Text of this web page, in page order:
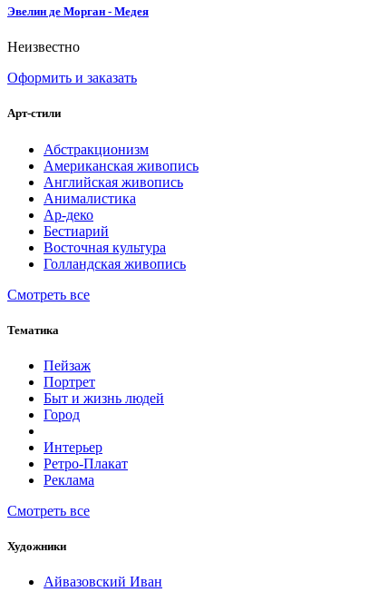
Эвелин де Морган - Медея
Неизвестно
Оформить и заказать
Арт-стили
Абстракционизм
Американская живопись
Английская живопись
Анималистика
Ар-деко
Бестиарий
Восточная культура
Голландская живопись
Смотреть все
Тематика
Пейзаж
Портрет
Быт и жизнь людей
Город
Интерьер
Ретро-Плакат
Реклама
Смотреть все
Художники
Айвазовский Иван